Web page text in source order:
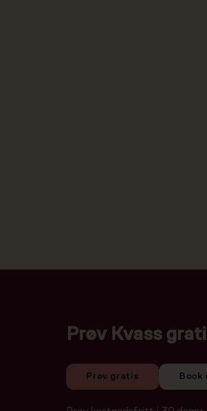
Prøv Kvass
Prøv gratis Book